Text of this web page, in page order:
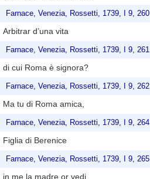
Farnace, Venezia, Rossetti, 1739, I 9, 260
Arbitrar d’una vita
Farnace, Venezia, Rossetti, 1739, I 9, 261
di cui Roma è signora?
Farnace, Venezia, Rossetti, 1739, I 9, 262
Ma tu di Roma amica,
Farnace, Venezia, Rossetti, 1739, I 9, 264
Figlia di Berenice
Farnace, Venezia, Rossetti, 1739, I 9, 265
in me la madre or vedi